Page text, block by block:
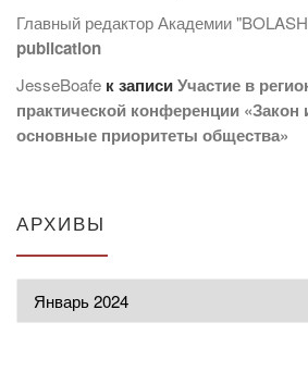
Главный редактор Академии
publication
JesseBoafe к записиУчастие в
практической конференции «Закон
основные приоритеты общества»
АРХИВЫ